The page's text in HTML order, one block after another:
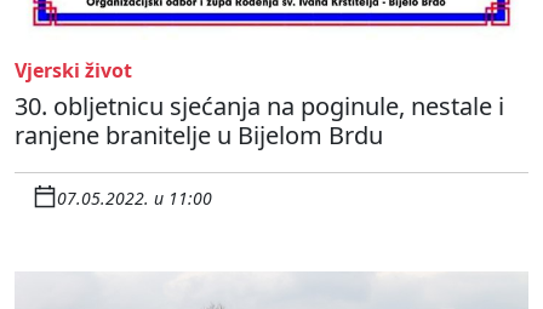
Vjerski život
30. obljetnicu sjećanja na poginule, nestale i
ranjene branitelje u Bijelom Brdu
07.05.2022. u 11:00